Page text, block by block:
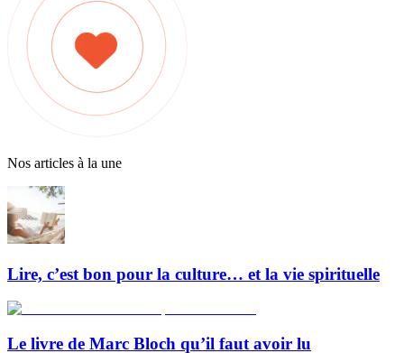
Nos articles à la une
Lire, c’est bon pour la culture… et la vie spirituelle
Le livre de Marc Bloch qu’il faut avoir lu